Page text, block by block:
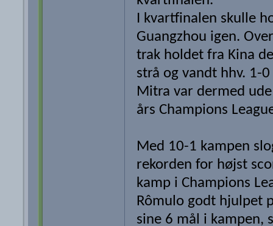
I kvartfinalen skulle
Guangzhou igen.
trak holdet fra Kina
strå og vandt hhv. 1-
Mitra var dermed
års Champions
Med 10-1 kampen
rekorden for højst
kamp i Champions
Rômulo godt hjulpet
sine 6 mål i kampen,